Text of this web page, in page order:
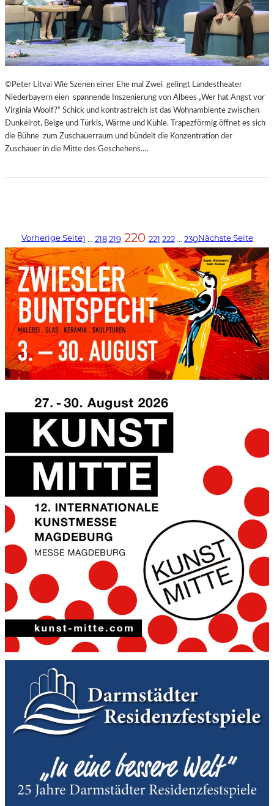
©Peter Litvai Wie Szenen einer Ehe mal Zwei gelingt Landestheater
Niederbayern eien spannende Inszenierung von Albees „Wer hat Angst vor
Virginia Woolf?“ Schick und kontrastreich ist das Wohnambiente zwischen
Dunkelrot, Beige und Türkis, Wärme und Kühle. Trapezförmig öffnet es sich
die Bühne zum Zuschauerraum und bündelt die Konzentration der
Zuschauer in die Mitte des Geschehens.…
Vorherige Seite1 … 218 219 220 221 222 … 230Nächste Seite